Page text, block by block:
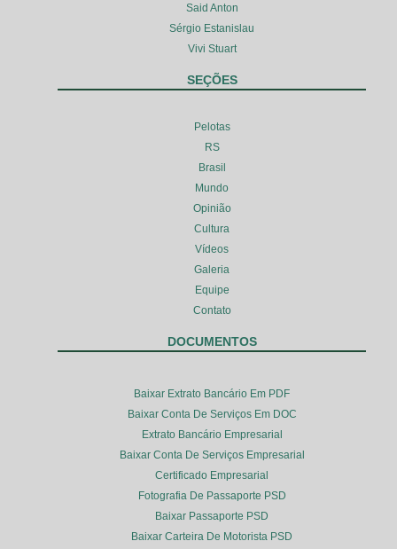
Said Anton
Sérgio Estanislau
Vivi Stuart
SEÇÕES
Pelotas
RS
Brasil
Mundo
Opinião
Cultura
Vídeos
Galeria
Equipe
Contato
DOCUMENTOS
Baixar Extrato Bancário Em PDF
Baixar Conta De Serviços Em DOC
Extrato Bancário Empresarial
Baixar Conta De Serviços Empresarial
Certificado Empresarial
Fotografia De Passaporte PSD
Baixar Passaporte PSD
Baixar Carteira De Motorista PSD